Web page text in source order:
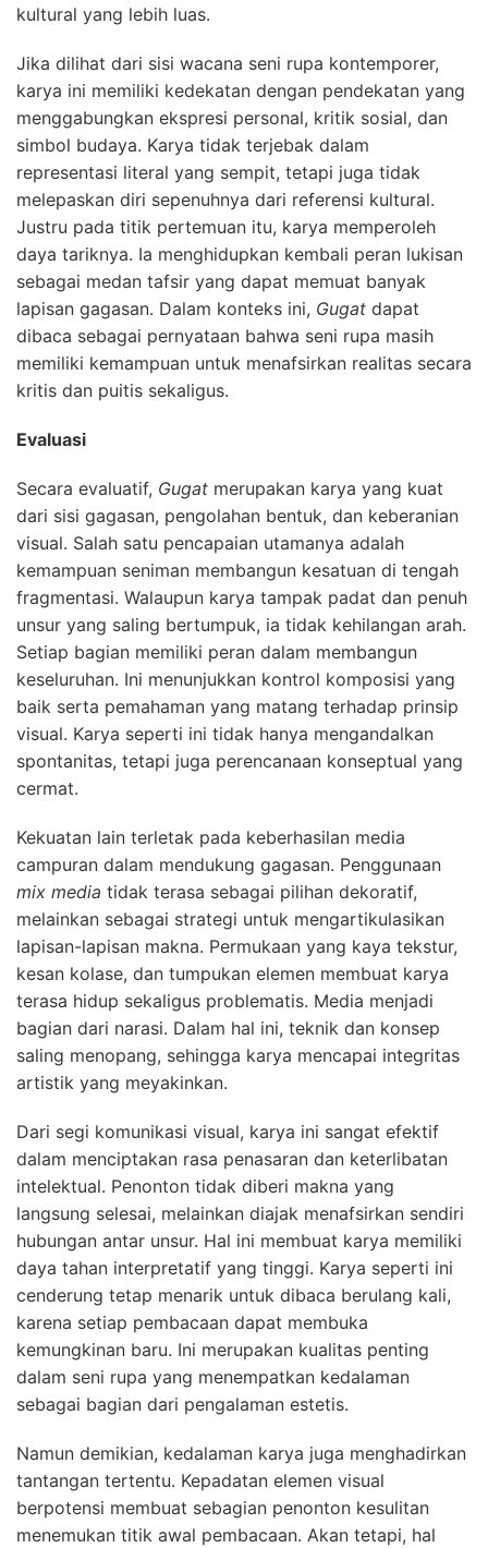
kultural yang lebih luas.
Jika dilihat dari sisi wacana seni rupa kontemporer,
karya ini memiliki kedekatan dengan pendekatan yang
menggabungkan ekspresi personal, kritik sosial, dan
simbol budaya. Karya tidak terjebak dalam
representasi literal yang sempit, tetapi juga tidak
melepaskan diri sepenuhnya dari referensi kultural.
Justru pada titik pertemuan itu, karya memperoleh
daya tariknya. Ia menghidupkan kembali peran lukisan
sebagai medan tafsir yang dapat memuat banyak
lapisan gagasan. Dalam konteks ini, Gugat dapat
dibaca sebagai pernyataan bahwa seni rupa masih
memiliki kemampuan untuk menafsirkan realitas secara
kritis dan puitis sekaligus.
Evaluasi
Secara evaluatif, Gugat merupakan karya yang kuat
dari sisi gagasan, pengolahan bentuk, dan keberanian
visual. Salah satu pencapaian utamanya adalah
kemampuan seniman membangun kesatuan di tengah
fragmentasi. Walaupun karya tampak padat dan penuh
unsur yang saling bertumpuk, ia tidak kehilangan arah.
Setiap bagian memiliki peran dalam membangun
keseluruhan. Ini menunjukkan kontrol komposisi yang
baik serta pemahaman yang matang terhadap prinsip
visual. Karya seperti ini tidak hanya mengandalkan
spontanitas, tetapi juga perencanaan konseptual yang
cermat.
Kekuatan lain terletak pada keberhasilan media
campuran dalam mendukung gagasan. Penggunaan
mix media tidak terasa sebagai pilihan dekoratif,
melainkan sebagai strategi untuk mengartikulasikan
lapisan-lapisan makna. Permukaan yang kaya tekstur,
kesan kolase, dan tumpukan elemen membuat karya
terasa hidup sekaligus problematis. Media menjadi
bagian dari narasi. Dalam hal ini, teknik dan konsep
saling menopang, sehingga karya mencapai integritas
artistik yang meyakinkan.
Dari segi komunikasi visual, karya ini sangat efektif
dalam menciptakan rasa penasaran dan keterlibatan
intelektual. Penonton tidak diberi makna yang
langsung selesai, melainkan diajak menafsirkan sendiri
hubungan antar unsur. Hal ini membuat karya memiliki
daya tahan interpretatif yang tinggi. Karya seperti ini
cenderung tetap menarik untuk dibaca berulang kali,
karena setiap pembacaan dapat membuka
kemungkinan baru. Ini merupakan kualitas penting
dalam seni rupa yang menempatkan kedalaman
sebagai bagian dari pengalaman estetis.
Namun demikian, kedalaman karya juga menghadirkan
tantangan tertentu. Kepadatan elemen visual
berpotensi membuat sebagian penonton kesulitan
menemukan titik awal pembacaan. Akan tetapi, hal